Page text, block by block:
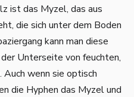
ist das Myzel, das aus
die sich unter dem Boden
kann man diese
Unterseite von feuchten,
wenn sie optisch
die Hyphen das Myzel und